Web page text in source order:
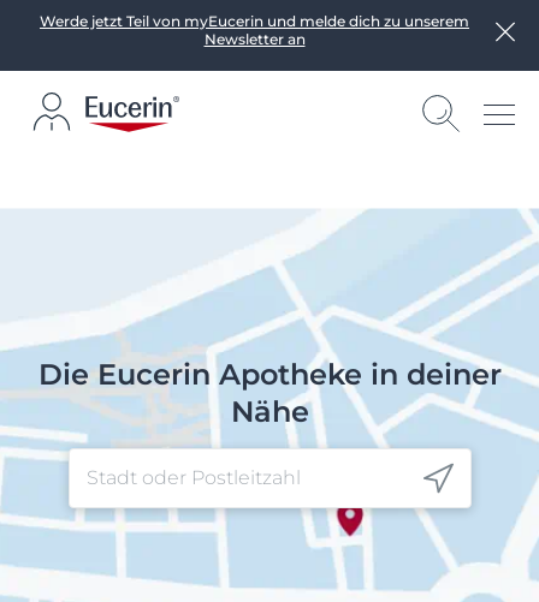
Werde jetzt Teil von myEucerin und melde dich zu unserem
Newsletter an
Die Eucerin Apotheke in deiner
Nähe